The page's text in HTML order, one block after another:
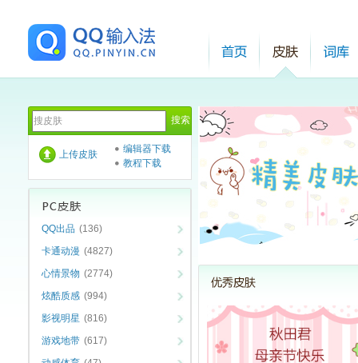
上传皮肤
编辑器下载
教程下载
QQ出品 (136)
卡通动漫 (4827)
心情景物 (2774)
炫酷质感 (994)
影视明星 (816)
游戏地带 (617)